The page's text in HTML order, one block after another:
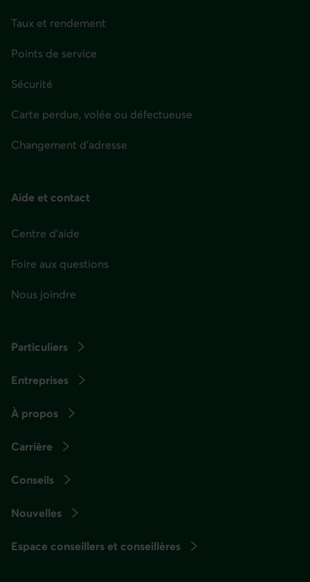
Taux et rendement
Points de service
Sécurité
Carte perdue, volée ou défectueuse
Changement d'adresse
Aide et contact
Centre d'aide
Foire aux questions
Nous joindre
Particuliers
Entreprises
À propos
Carrière
Conseils
Nouvelles
Espace conseillers et conseillères